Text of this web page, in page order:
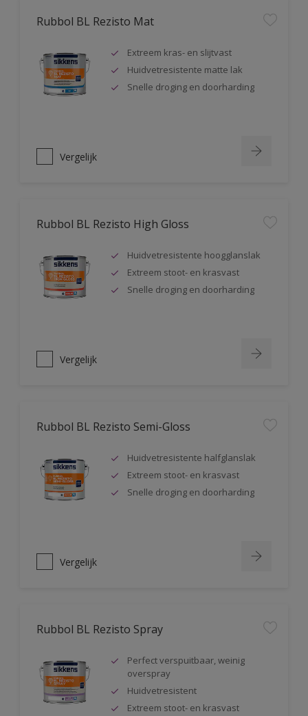
Rubbol BL Rezisto Mat
Extreem kras- en slijtvast
Huidvetresistente matte lak
Snelle droging en doorharding
Vergelijk
Rubbol BL Rezisto High Gloss
Huidvetresistente hoogglanslak
Extreem stoot- en krasvast
Snelle droging en doorharding
Vergelijk
Rubbol BL Rezisto Semi-Gloss
Huidvetresistente halfglanslak
Extreem stoot- en krasvast
Snelle droging en doorharding
Vergelijk
Rubbol BL Rezisto Spray
Perfect verspuitbaar, weinig
overspray
Huidvetresistent
Extreem stoot- en krasvast